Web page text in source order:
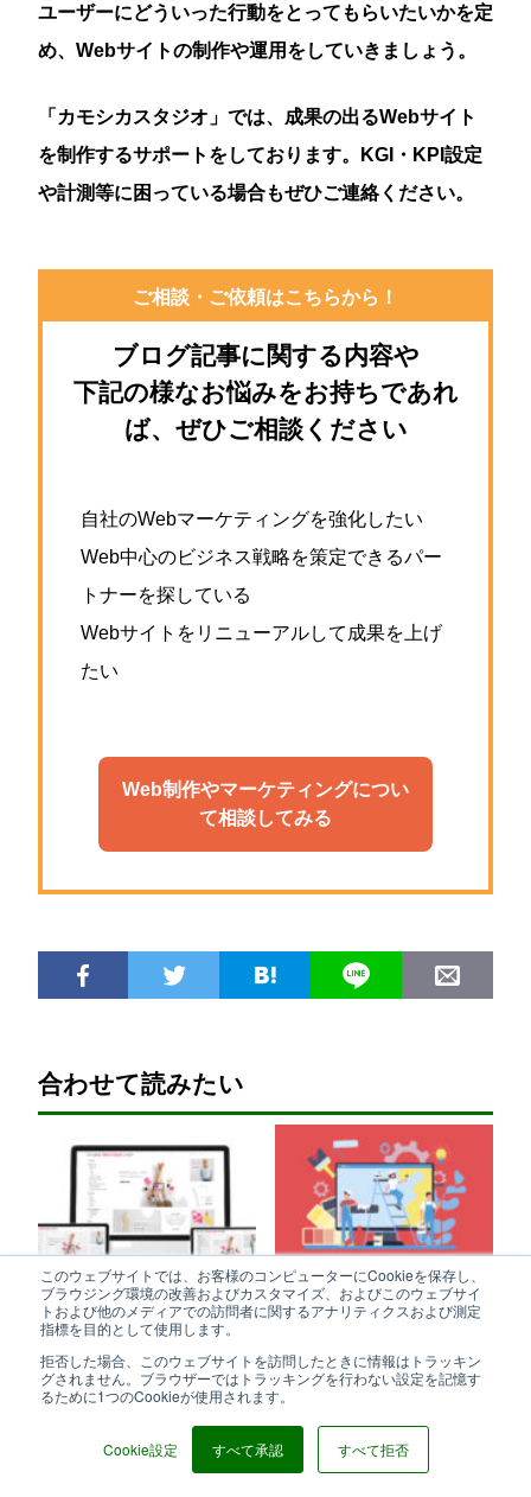
このウェブサイトでは、お客様のコンピューターにCookieを保存し、
ブラウジング環境の改善およびカスタマイズ、およびこのウェブサイ
トおよび他のメディアでの訪問者に関するアナリティクスおよび測定
指標を目的として使用します。
拒否した場合、このウェブサイトを訪問したときに情報はトラッキン
グされません。ブラウザーではトラッキングを行わない設定を記憶す
るために1つのCookieが使用されます。
Cookie設定 すべて承認 すべて拒否
ユーザーにどういった行動をとってもらいたいかを定
め、Webサイトの制作や運用をしていきましょう。
「カモシカスタジオ」では、成果の出るWebサイト
を制作するサポートをしております。KGI・KPI設定
や計測等に困っている場合もぜひご連絡ください。
ご相談・ご依頼はこちらから！
ブログ記事に関する内容や
下記の様なお悩みをお持ちであれ
ば、ぜひご相談ください
自社のWebマーケティングを強化したい
Web中心のビジネス戦略を策定できるパー
トナーを探している
Webサイトをリニューアルして成果を上げ
たい
Web制作やマーケティングについ
て相談してみる
合わせて読みたい
ホームページ制作が完了したら
実行したいWebマーケティング
売上アップにつながるWebサイ
トのリニューアル方法とは？必